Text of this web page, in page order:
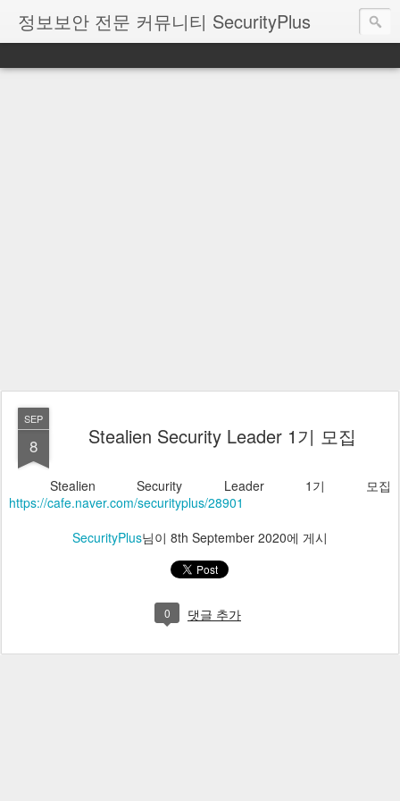
정보보안 전문 커뮤니티 SecurityPlus
SEP
8 Stealien Security Leader 1기 모집
Stealien Security Leader 1기 모집
https://cafe.naver.com/securityplus/28901
SecurityPlus님이 8th September 2020에 게시
0 댓글 추가